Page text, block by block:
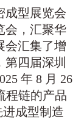
成型展览会
会，汇聚华
会汇集了增
四届深圳
年 8 月 26
程链的产品
成型制造